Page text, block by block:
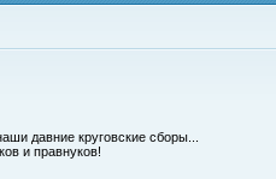
давние круговские сборы...
и правнуков!